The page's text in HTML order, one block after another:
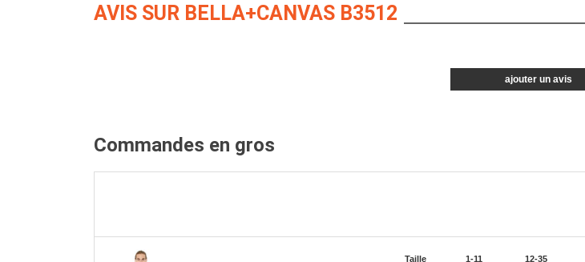
AVIS SUR BELLA+CANVAS B3512
ajouter un avis
Commandes en gros
Taille 1-11 12-35